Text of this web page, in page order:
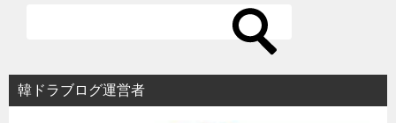
ョ
ン
韓ドラブログ運営者